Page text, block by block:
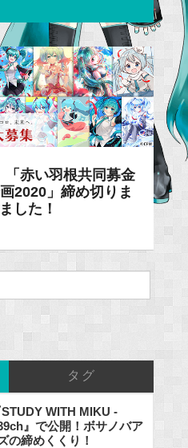
「赤い羽根共同募金
2020」締め切りま
した！
タグ
WITH MIKU -
』で公開！ボサノバア
の締めくくり！